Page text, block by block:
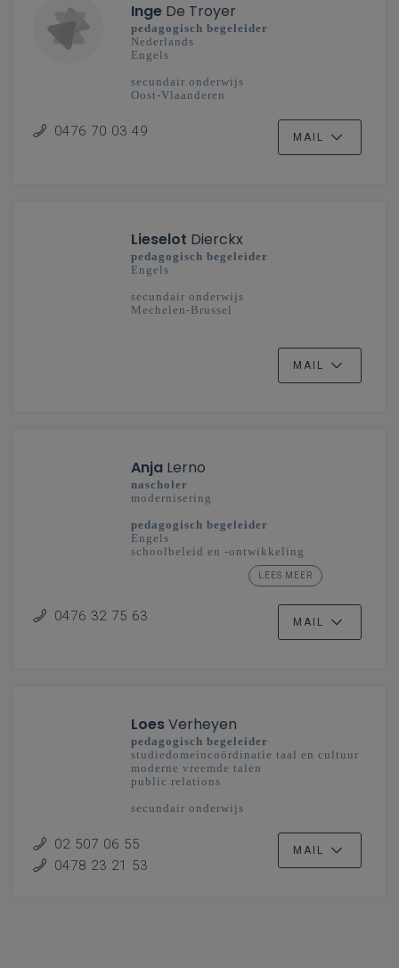
Inge De Troyer
pedagogisch begeleider
Nederlands
Engels
secundair onderwijs
Oost-Vlaanderen
0476 70 03 49 MAIL
Lieselot Dierckx
pedagogisch begeleider
Engels
secundair onderwijs
Mechelen-Brussel
MAIL
Anja Lerno
nascholer
modernisering
pedagogisch begeleider
Engels
schoolbeleid en -ontwikkeling
LEES MEER
0476 32 75 63 MAIL
LoesVerheyen
pedagogisch begeleider
studiedomeincoördinatie taal en cultuur
moderne vreemde talen
public relations
secundair onderwijs
02 507 06 55
0478 23 21 53
MAIL